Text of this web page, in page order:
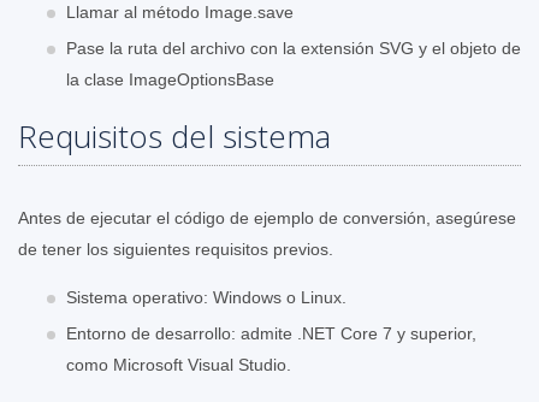
Llamar al método Image.save
Pase la ruta del archivo con la extensión SVG y el objeto de
la clase ImageOptionsBase
Requisitos del sistema
Antes de ejecutar el código de ejemplo de conversión, asegúrese
de tener los siguientes requisitos previos.
Sistema operativo: Windows o Linux.
Entorno de desarrollo: admite .NET Core 7 y superior,
como Microsoft Visual Studio.